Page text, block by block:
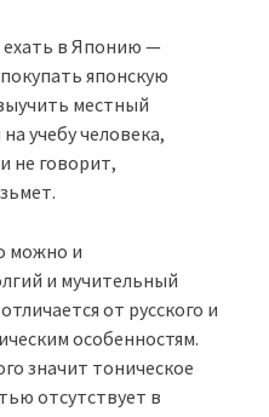
в Японию —
японскую
местный
учебу человека,
не говорит,
можно и
и мучительный
от русского и
особенностям.
значит тоническое
отсутствует в